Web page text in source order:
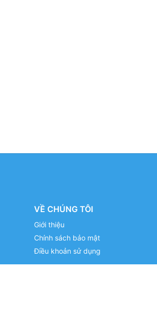
VỀ CHÚNG TÔI
Giới thiệu
Chính sách bảo mật
Điều khoản sử dụng